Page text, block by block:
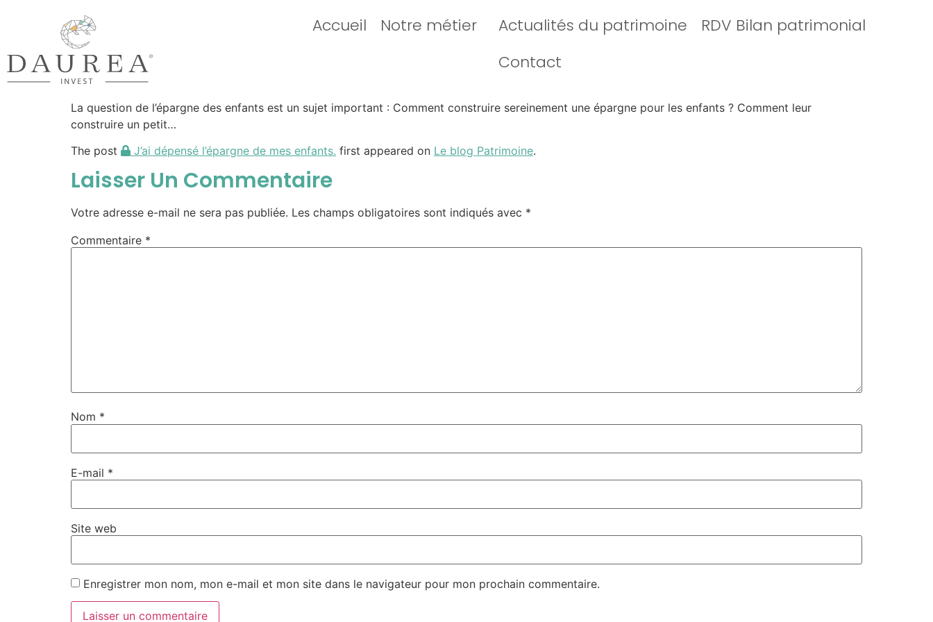
Accueil Notre métier Actualités du patrimoine
RDV Bilan patrimonial
Contact
La question de l’épargne des enfants est un sujet important : Comment construire sereinement une épargne pour les enfants ? Comment leur
construire un petit…
The post
J’ai dépensé l’épargne de mes enfants. first appeared on Le blog Patrimoine.
Laisser Un Commentaire
Votre adresse e-mail ne sera pas publiée. Les champs obligatoires sont indiqués avec *
Commentaire *
Nom *
E-mail *
Site web
Enregistrer mon nom, mon e-mail et mon site dans le navigateur pour mon prochain commentaire.